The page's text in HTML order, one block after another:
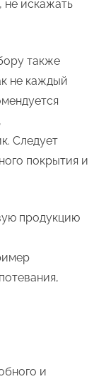
не искажать
также
не каждый
Следует
покрытия и
продукцию
и